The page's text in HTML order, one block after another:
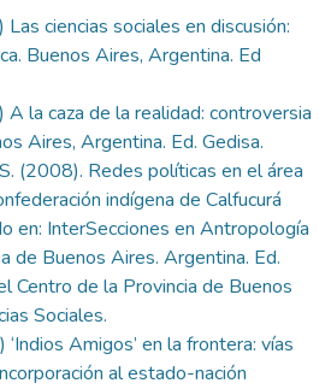
ciencias sociales en discusión:
Buenos Aires, Argentina. Ed
la caza de la realidad: controversia
Aires, Argentina. Ed. Gedisa.
(2008). Redes políticas en el área
indígena de Calfucurá
en: InterSecciones en Antropología
de Buenos Aires. Argentina. Ed.
Centro de la Provincia de Buenos
Sociales.
Amigos’ en la frontera: vías
al estado-nación